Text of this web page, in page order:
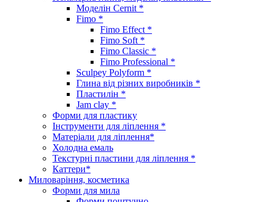
Моделін Cernit *
Fimo *
Fimo Effect *
Fimo Soft *
Fimo Classic *
Fimo Professional *
Sculpey Polyform *
Глина від різних виробників *
Пластилін *
Jam clay *
Форми для пластику
Інструменти для ліплення *
Матеріали для ліплення*
Холодна емаль
Текстурні пластини для ліплення *
Каттери*
Миловаріння, косметика
Форми для мила